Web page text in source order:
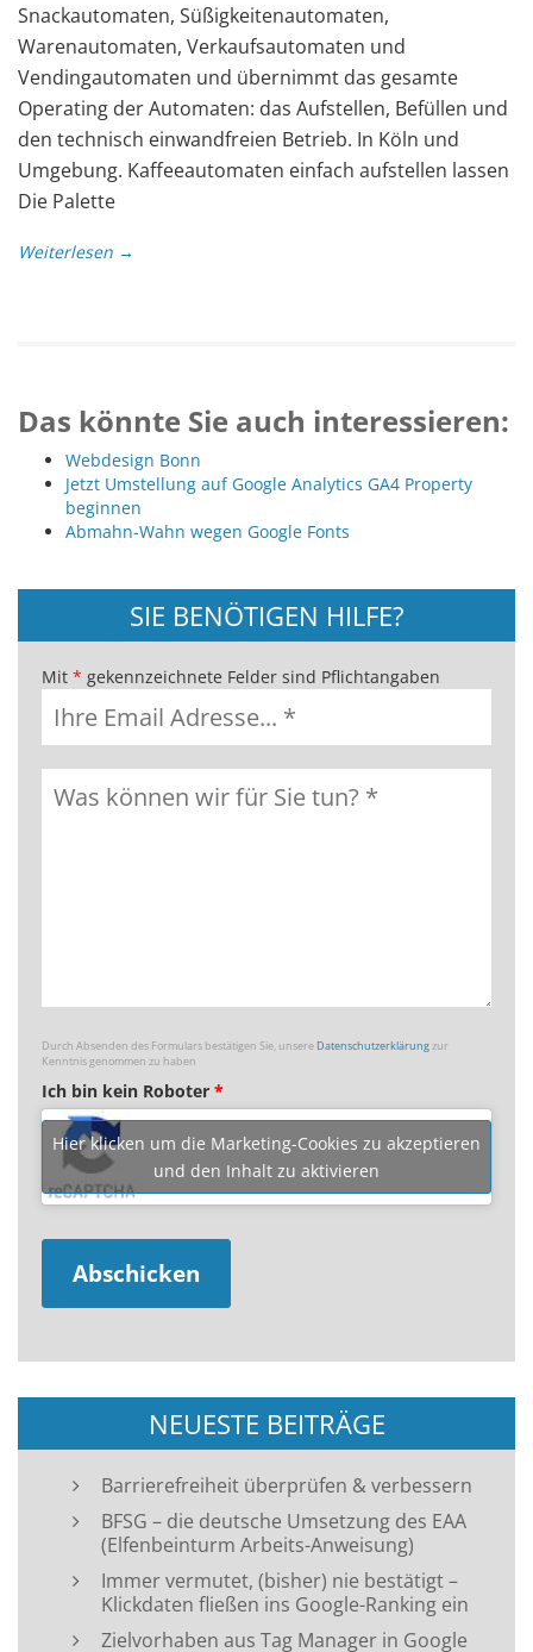
Snackautomaten, Süßigkeitenautomaten,
Warenautomaten, Verkaufsautomaten und
Vendingautomaten und übernimmt das gesamte
Operating der Automaten: das Aufstellen, Befüllen und
den technisch einwandfreien Betrieb. In Köln und
Umgebung. Kaffeeautomaten einfach aufstellen lassen
Die Palette
Weiterlesen →
Das könnte Sie auch interessieren:
Webdesign Bonn
Jetzt Umstellung auf Google Analytics GA4 Property
beginnen
Abmahn-Wahn wegen Google Fonts
SIE BENÖTIGEN HILFE?
Mit * gekennzeichnete Felder sind Pflichtangaben
Durch Absenden des Formulars bestätigen Sie, unsereDatenschutzerklärungzur
Kenntnis genommen zu haben
Ich bin kein Roboter *
Hier klicken um die Marketing-Cookies zu akzeptieren
und den Inhalt zu aktivieren
NEUESTE BEITRÄGE
Barrierefreiheit überprüfen & verbessern
BFSG – die deutsche Umsetzung des EAA
(Elfenbeinturm Arbeits-Anweisung)
Immer vermutet, (bisher) nie bestätigt –
Klickdaten fließen ins Google-Ranking ein
Zielvorhaben aus Tag Manager in Google